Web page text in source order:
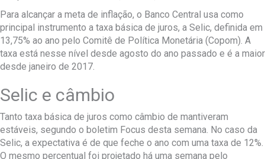
Para alcançar a meta de inflação, o Banco Central usa como
principal instrumento a taxa básica de juros, a Selic, definida em
13,75% ao ano pelo Comitê de Política Monetária (Copom). A
taxa está nesse nível desde agosto do ano passado e é a maior
desde janeiro de 2017.
Selic e câmbio
Tanto taxa básica de juros como câmbio de mantiveram
estáveis, segundo o boletim Focus desta semana. No caso da
Selic, a expectativa é de que feche o ano com uma taxa de 12%.
O mesmo percentual foi projetado há uma semana pelo